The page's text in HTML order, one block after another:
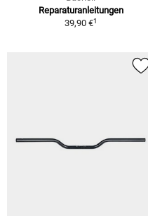
Reparaturanleitungen
39,90 €1